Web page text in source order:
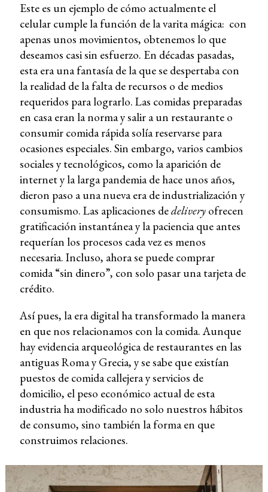
Este es un ejemplo de cómo actualmente el
celular cumple la función de la varita mágica: con
apenas unos movimientos, obtenemos lo que
deseamos casi sin esfuerzo. En décadas pasadas,
esta era una fantasía de la que se despertaba con
la realidad de la falta de recursos o de medios
requeridos para lograrlo. Las comidas preparadas
en casa eran la norma y salir a un restaurante o
consumir comida rápida solía reservarse para
ocasiones especiales. Sin embargo, varios cambios
sociales y tecnológicos, como la aparición de
internet y la larga pandemia de hace unos años,
dieron paso a una nueva era de industrialización y
consumismo. Las aplicaciones dedeliveryofrecen
gratificación instantánea y la paciencia que antes
requerían los procesos cada vez es menos
necesaria. Incluso, ahora se puede comprar
comida “sin dinero”, con solo pasar una tarjeta de
crédito.
Así pues, la era digital ha transformado la manera
en que nos relacionamos con la comida. Aunque
hay evidencia arqueológica de restaurantes en las
antiguas Roma y Grecia, y se sabe que existían
puestos de comida callejera y servicios de
domicilio, el peso económico actual de esta
industria ha modificado no solo nuestros hábitos
de consumo, sino también la forma en que
construimos relaciones.